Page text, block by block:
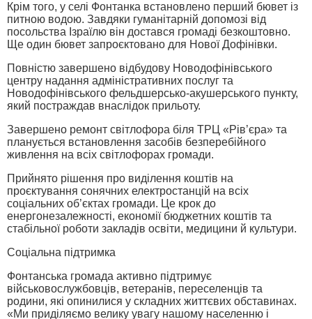
Крім того, у селі Фонтанка встановлено перший бювет із
питною водою. Завдяки гуманітарній допомозі від
посольства Ізраїлю він достався громаді безкоштовно.
Ще один бювет запроєктовано для Нової Дофінівки.
Повністю завершено відбудову Новодофінівського
центру надання адміністративних послуг та
Новодофінівського фельдшерсько-акушерського пункту,
який постраждав внаслідок прильоту.
Завершено ремонт світлофора біля ТРЦ «Рів’єра» та
планується встановлення засобів безперебійного
живлення на всіх світлофорах громади.
Прийнято рішення про виділення коштів на
проєктування сонячних електростанцій на всіх
соціальних об’єктах громади. Це крок до
енергонезалежності, економії бюджетних коштів та
стабільної роботи закладів освіти, медицини й культури.
Соціальна підтримка
Фонтанська громада активно підтримує
військовослужбовців, ветеранів, переселенців та
родини, які опинилися у складних життєвих обставинах.
«Ми приділяємо велику увагу нашому населенню і